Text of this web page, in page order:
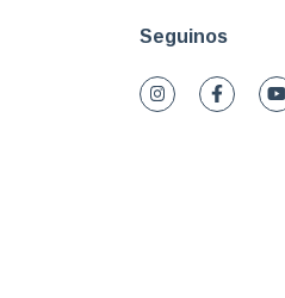
Seguinos